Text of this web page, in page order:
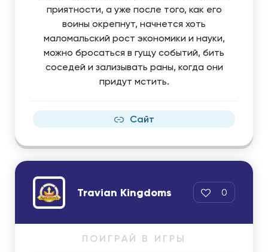
приятности, а уже после того, как его
воины окрепнут, начнется хоть
маломальский рост экономики и науки,
можно бросаться в гущу событий, бить
соседей и зализывать раны, когда они
придут мстить.
Сайт
Travian Kingdoms 0
ПОИГРАЙ В ИГРЫ